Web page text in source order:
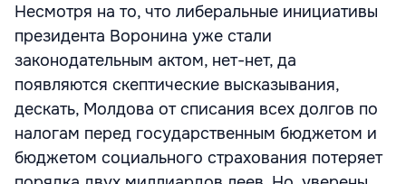
Несмотря на то, что либеральные инициативы
президента Воронина уже стали
законодательным актом, нет-нет, да
появляются скептические высказывания,
дескать, Молдова от списания всех долгов по
налогам перед государственным бюджетом и
бюджетом социального страхования потеряет